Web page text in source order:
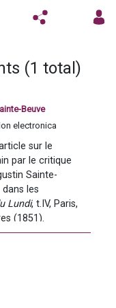
(1 total)
Beuve
electronica
sur le
par le critique
Sainte-
Lundi, t.IV, Paris,
(1851).